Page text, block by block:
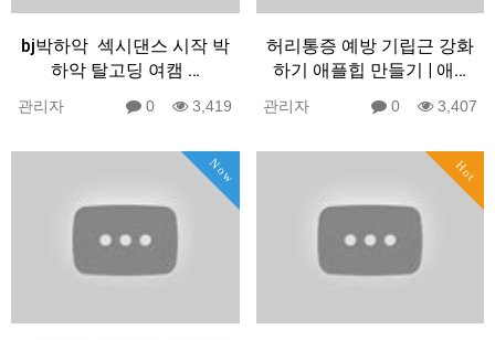
bj박하악 ️ 섹시댄스 시작️ 박
하악 탈고딩 여캠 …
관리자 0 3,419
허리통증 예방 기립근 강화
하기 애플힙 만들기 | 애…
관리자 0 3,407
Now Hot